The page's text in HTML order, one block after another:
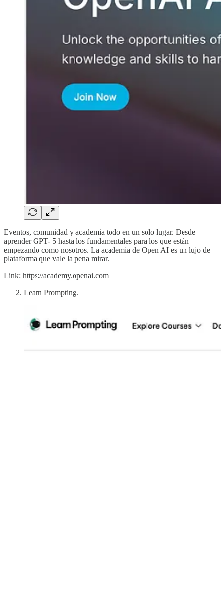
Eventos, comunidad y academia todo en un solo lugar. Desde
aprender GPT- 5 hasta los fundamentales para los que están
empezando como nosotros. La academia de Open AI es un lujo de
plataforma que vale la pena mirar.
Link: https://academy.openai.com
Learn Prompting.